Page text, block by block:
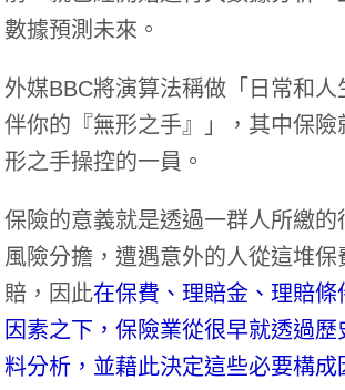
數據預測未來。
外媒BBC將演算法稱做「日常和人
伴你的『無形之手』」，其中保險
形之手操控的一員。
保險的意義就是透過一群人所繳的
風險分擔，遭遇意外的人從這堆保
賠，因此在保費、理賠金、理賠條
因素之下，保險業從很早就透過歷
料分析，並藉此決定這些必要構成